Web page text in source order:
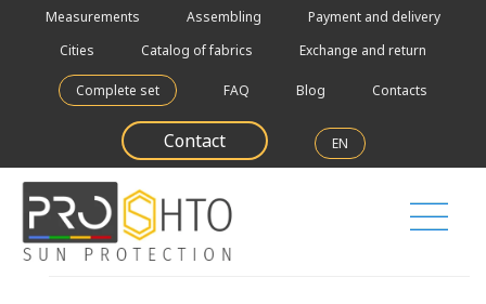
Measurements Assembling
Payment and delivery
Cities
Catalog of fabrics Exchange and return
Complete set FAQ Blog Contacts
Contact EN